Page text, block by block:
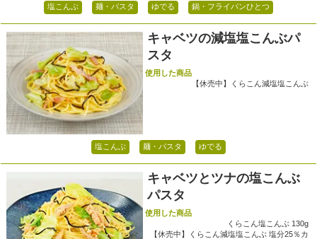
塩こんぶ 麺・パスタ ゆでる 鍋・フライパンひとつ
キャベツの減塩塩こんぶパ
スタ
使用した商品
【休売中】くらこん減塩塩こんぶ
塩こんぶ 麺・パスタ ゆでる
キャベツとツナの塩こんぶ
パスタ
使用した商品
くらこん塩こんぶ 130g
【休売中】くらこん減塩塩こんぶ 塩分25％カ